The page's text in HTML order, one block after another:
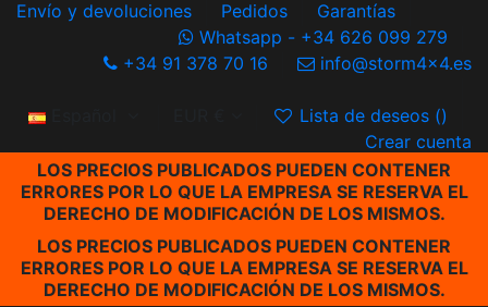
Envío y devoluciones Pedidos
Garantías
Whatsapp - +34 626 099 279
+34 91 378 70 16
info@storm4x4.es
Español Lista de deseos ()
Crear cuenta
LOS PRECIOS PUBLICADOS PUEDEN CONTENER
ERRORES POR LO QUE LA EMPRESA SE RESERVA EL
DERECHO DE MODIFICACIÓN DE LOS MISMOS.
LOS PRECIOS PUBLICADOS PUEDEN CONTENER
ERRORES POR LO QUE LA EMPRESA SE RESERVA EL
DERECHO DE MODIFICACIÓN DE LOS MISMOS.